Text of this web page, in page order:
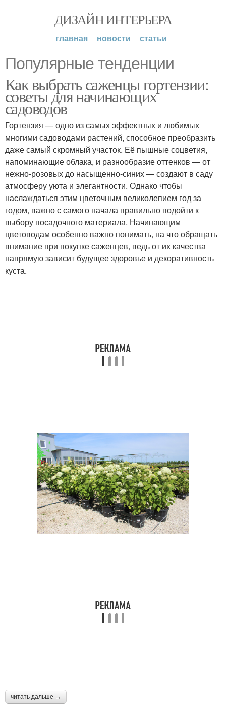
ДИЗАЙН ИНТЕРЬЕРА
главная новости статьи
Популярные тенденции
Как выбрать саженцы гортензии:
советы для начинающих
садоводов
Гортензия — одно из самых эффектных и любимых
многими садоводами растений, способное преобразить
даже самый скромный участок. Её пышные соцветия,
напоминающие облака, и разнообразие оттенков — от
нежно-розовых до насыщенно-синих — создают в саду
атмосферу уюта и элегантности. Однако чтобы
наслаждаться этим цветочным великолепием год за
годом, важно с самого начала правильно подойти к
выбору посадочного материала. Начинающим
цветоводам особенно важно понимать, на что обращать
внимание при покупке саженцев, ведь от их качества
напрямую зависит будущее здоровье и декоративность
куста.
читать дальше →